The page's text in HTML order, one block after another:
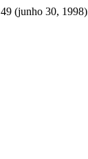
49 (junho 30,